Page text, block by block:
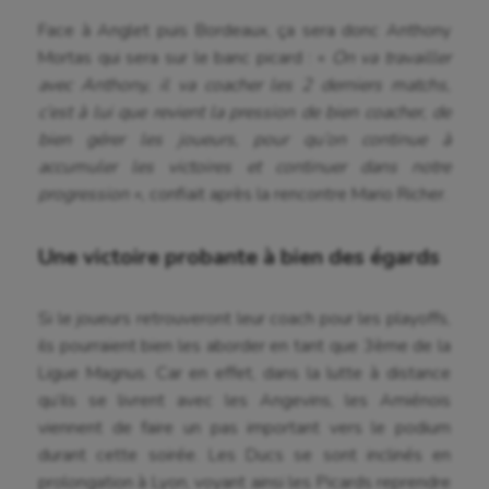
Face à Anglet puis Bordeaux, ça sera donc Anthony
Mortas qui sera sur le banc picard : «
On va travailler
avec Anthony, il va coacher les 2 derniers matchs,
c’est à lui que revient la pression de bien coacher, de
bien gérer les joueurs, pour qu’on continue à
accumuler les victoires et continuer dans notre
progression »,
confiait après la rencontre Mario Richer.
Une victoire probante à bien des égards
Si le joueurs retrouveront leur coach pour les playoffs,
ils pourraient bien les aborder en tant que 3ème de la
Ligue Magnus. Car en effet, dans la lutte à distance
qu’ils se livrent avec les Angevins, les Amiénois
viennent de faire un pas important vers le podium
durant cette soirée. Les Ducs se sont inclinés en
prolongation à Lyon, voyant ainsi les Picards reprendre